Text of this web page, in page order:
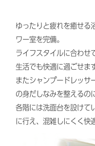
ゆったりと疲れを癒せる
ワー室を完備。
ライフスタイルに合わせ
生活でも快適に過ごせま
またシャンプードレッサ
の身だしなみを整えるの
各階には洗面台を設けて
に行え、混雑しにくく快